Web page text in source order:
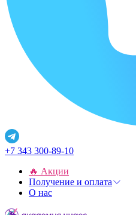
+7 343 300-89-10
🔥 Акции
Получение и оплата
О нас